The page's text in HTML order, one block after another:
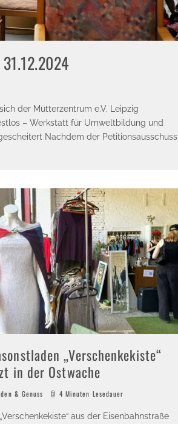
der Mütterzentrum e.V. Leipzig
– Werkstatt für Umweltbildung und
Nachdem der Petitionsausschuss
„Verschenkekiste“
in der Ostwache
& Genuss 4 Minuten Lesedauer
aus der Eisenbahnstraße